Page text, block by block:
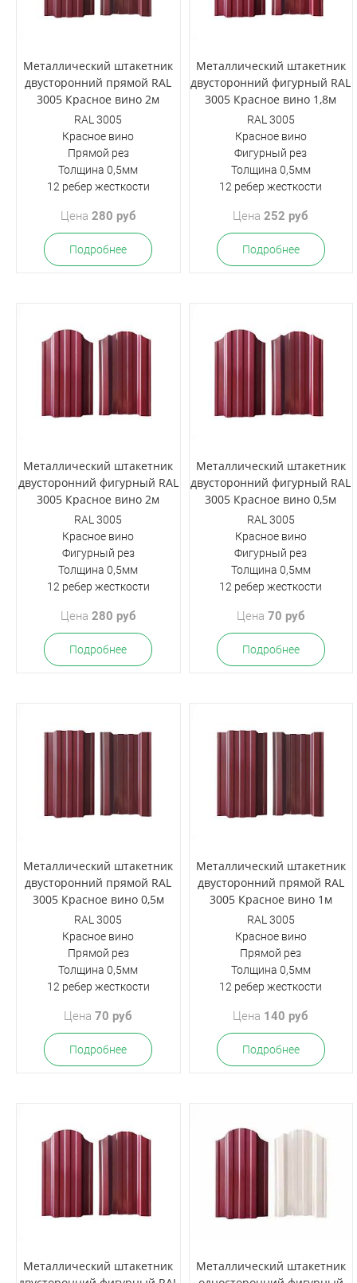
Металлический штакетник
двусторонний прямой RAL
3005 Красное вино 2м
RAL 3005
Красное вино
Прямой рез
Толщина 0,5мм
12 ребер жесткости
Цена 280 руб
Подробнее
Металлический штакетник
двусторонний фигурный RAL
3005 Красное вино 1,8м
RAL 3005
Красное вино
Фигурный рез
Толщина 0,5мм
12 ребер жесткости
Цена252 руб
Подробнее
Металлический штакетник
двусторонний фигурный RAL
3005 Красное вино 2м
RAL 3005
Красное вино
Фигурный рез
Толщина 0,5мм
12 ребер жесткости
Цена 280 руб
Подробнее
Металлический штакетник
двусторонний фигурный RAL
3005 Красное вино 0,5м
RAL 3005
Красное вино
Фигурный рез
Толщина 0,5мм
12 ребер жесткости
Цена 70 руб
Подробнее
Металлический штакетник
двусторонний прямой RAL
3005 Красное вино 0,5м
RAL 3005
Красное вино
Прямой рез
Толщина 0,5мм
12 ребер жесткости
Цена70 руб
Подробнее
Металлический штакетник
двусторонний прямой RAL
3005 Красное вино 1м
RAL 3005
Красное вино
Прямой рез
Толщина 0,5мм
12 ребер жесткости
Цена 140 руб
Подробнее
Металлический штакетник
Металлический штакетник